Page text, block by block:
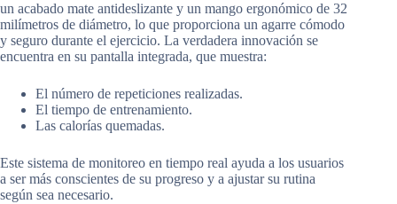
un acabado mate antideslizante y un mango ergonómico de 32
milímetros de diámetro, lo que proporciona un agarre cómodo
y seguro durante el ejercicio. La verdadera innovación se
encuentra en su pantalla integrada, que muestra:
El número de repeticiones realizadas.
El tiempo de entrenamiento.
Las calorías quemadas.
Este sistema de monitoreo en tiempo real ayuda a los usuarios
a ser más conscientes de su progreso y a ajustar su rutina
según sea necesario.